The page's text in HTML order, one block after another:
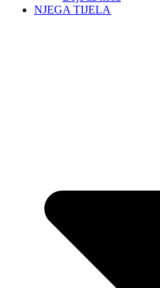
NJEGA TIJELA